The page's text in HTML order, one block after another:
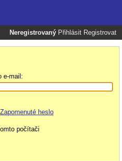
Neregistrovaný Přihlásit Registrovat
e-mail:
Zapomenuté heslo
počítači